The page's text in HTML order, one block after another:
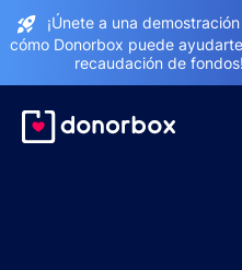
¡Únete a una
cómo Donorbox puede
recaudación de fondos!